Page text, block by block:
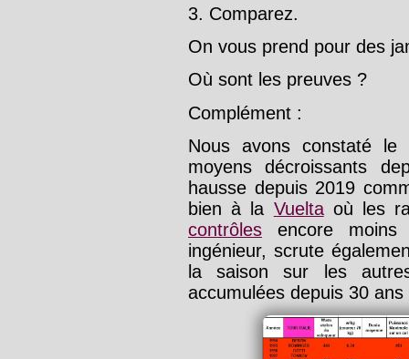
3. Comparez.
On vous prend pour des
Où sont les preuves ?
Complément :
Nous avons constaté
moyens décroissants
hausse depuis 2019
bien à la Vueltaoù les
contrôles encore
ingénieur, scrute
la saison sur les
accumulées depuis 30